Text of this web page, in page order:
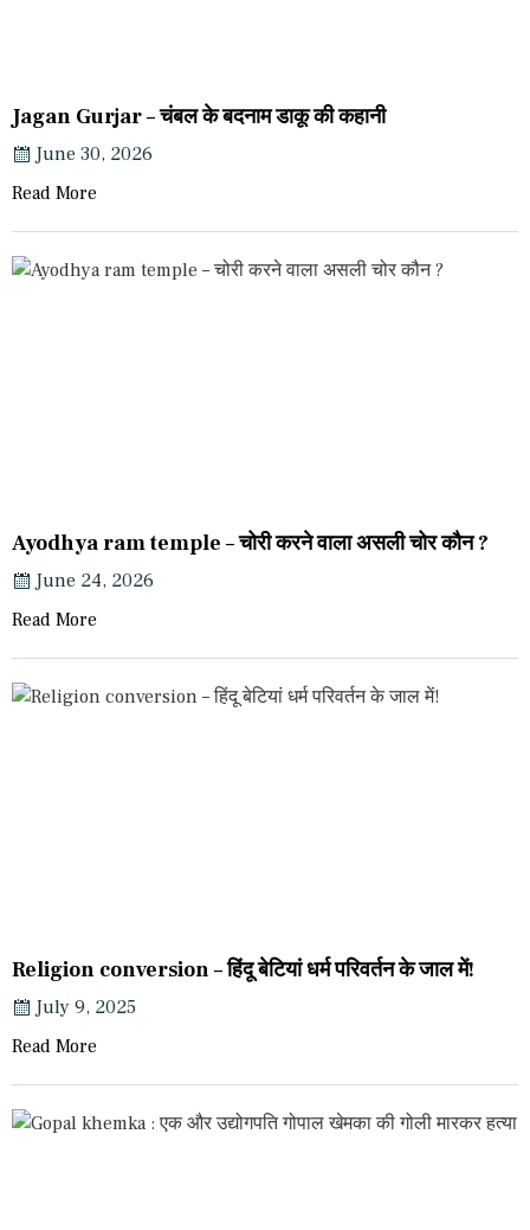
Jagan Gurjar – चंबल के बदनाम डाकू की कहानी
June 30, 2026
Read More
Ayodhya ram temple – चोरी करने वाला असली चोर कौन ?
June 24, 2026
Read More
Religion conversion – हिंदू बेटियां धर्म परिवर्तन के जाल में!
July 9, 2025
Read More